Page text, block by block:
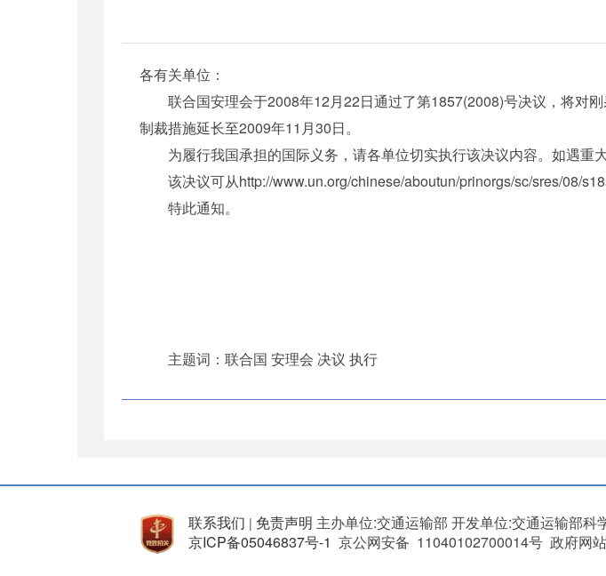
各有关单位：
联合国安理会于2008年12月22日通过了第1857(2008)号决议，将对
制裁措施延长至2009年11月30日。
为履行我国承担的国际义务，请各单位切实执行该决议内容。如遇重大
该决议可从http://www.un.org/chinese/aboutun/prinorgs/sc/sres/08/
特此通知。
主题词：联合国 安理会 决议 执行
联系我们 | 免责声明 主办单位:交通运输部 开发单位:交通运输部科
京ICP备05046837号-1 京公网安备 11040102700014号 政府网